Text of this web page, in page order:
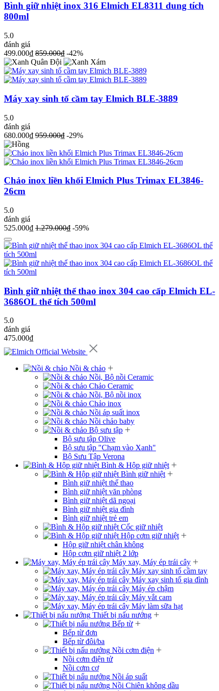
Bình giữ nhiệt inox 316 Elmich EL8311 dung tích
800ml
5.0
đánh giá
499.000₫ 859.000₫ -42%
Máy xay sinh tố cầm tay Elmich BLE-3889
5.0
đánh giá
680.000₫ 959.000₫ -29%
Chảo inox liền khối Elmich Plus Trimax EL3846-
26cm
5.0
đánh giá
525.000₫ 1.279.000₫ -59%
Bình giữ nhiệt thể thao inox 304 cao cấp Elmich EL-
3686OL thể tích 500ml
5.0
đánh giá
475.000₫
Nồi & chảo
Nồi, Bộ nồi Ceramic
Chảo Ceramic
Nồi, Bộ nồi inox
Chảo inox
Nồi áp suất inox
Nồi chảo baby
Bộ sưu tập
Bộ sưu tập Olive
Bộ sưu tập "Chạm vào Xanh"
Bộ Sưu Tập Verona
Bình & Hộp giữ nhiệt
Bình giữ nhiệt
Bình giữ nhiệt thể thao
Bình giữ nhiệt văn phòng
Bình giữ nhiệt dã ngoại
Bình giữ nhiệt gia đình
Bình giữ nhiệt trẻ em
Cốc giữ nhiệt
Hộp cơm giữ nhiệt
Hộp giữ nhiệt chân không
Hộp cơm giữ nhiệt 2 lớp
Máy xay, Máy ép trái cây
Máy xay sinh tố cầm tay
Máy xay sinh tố gia đình
Máy ép chậm
Máy vắt cam
Máy làm sữa hạt
Thiết bị nấu nướng
Bếp từ
Bếp từ đơn
Bếp từ đôi/ba
Nồi cơm điện
Nồi cơm điện tử
Nồi cơm cơ
Nồi áp suất
Nồi Chiên không dầu